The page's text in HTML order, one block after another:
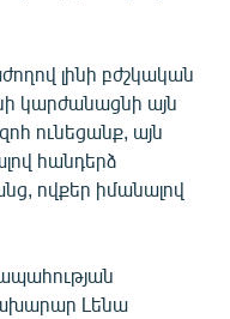
լինի բժշկական
կարժանացնի այն
ունեցանք, այն
հանդերձ
ովքեր իմանալով
Լենա